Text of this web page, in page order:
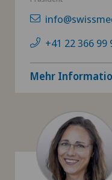
+41 22 366 99
Mehr